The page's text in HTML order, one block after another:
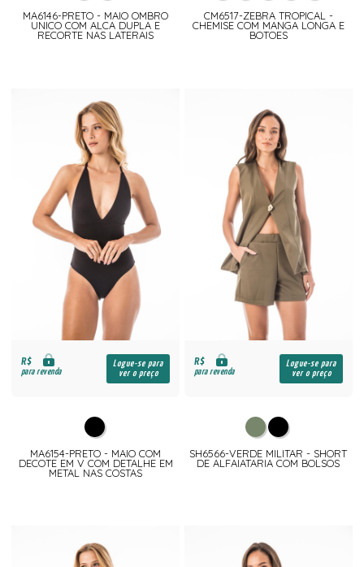
MA6146-PRETO - MAIO OMBRO
UNICO COM ALCA DUPLA E
RECORTE NAS LATERAIS
CM6517-ZEBRA TROPICAL -
CHEMISE COM MANGA LONGA E
BOTOES
R$
para revenda
Logue-se para
ver o preço
MA6154-PRETO - MAIO COM
DECOTE EM V COM DETALHE EM
METAL NAS COSTAS
R$
para revenda
Logue-se para
ver o preço
SH6566-VERDE MILITAR - SHORT
DE ALFAIATARIA COM BOLSOS